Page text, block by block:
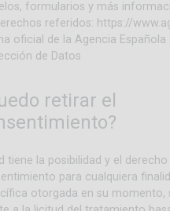
formularios y más
referidos: https://
oficial de la Agencia Española
de Datos
retirar el
tiene la posibilidad y el derecho
para cualquiera
otorgada en su momento,